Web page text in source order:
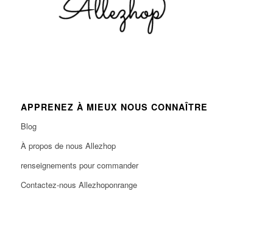
APPRENEZ À MIEUX NOUS CONNAÎTRE
Blog
À propos de nous Allezhop
renseignements pour commander
Contactez-nous Allezhoponrange